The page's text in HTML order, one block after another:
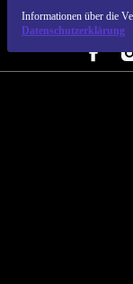
Informationen über die
Datenschutzerklärung